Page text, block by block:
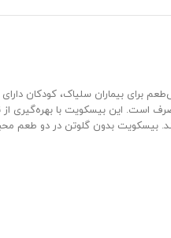
برای بیماران سلیاک، کودکان
است. این بیسکویت با بهره‌گیری
بدون گلوتن در دو طعم